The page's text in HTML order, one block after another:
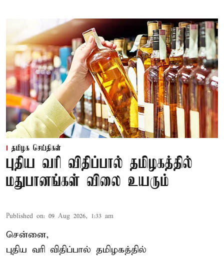
தமிழக செய்திகள்
புதிய வரி விதிப்பால் தமிழகத்தில்
மதுபானங்கள் விலை உயரும்
Published on: 09 Aug 2026, 1:33 am
சென்னை,
புதிய வரி விதிப்பால் தமிழகத்தில்